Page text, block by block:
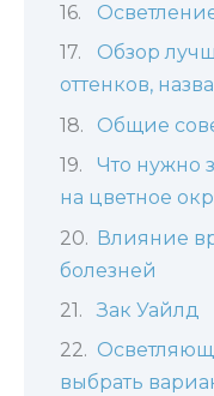
Обзор
оттенков,
Общие
Что нужно
на цветное
Влияние
болезней
Зак Уайлд
выбрать